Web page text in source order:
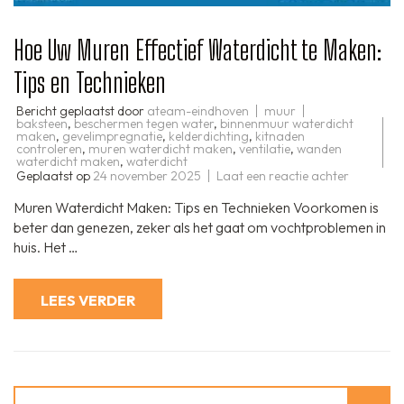
Hoe Uw Muren Effectief Waterdicht te Maken:
Tips en Technieken
Bericht geplaatst door ateam-eindhoven muur
baksteen, beschermen tegen water, binnenmuur waterdicht
maken, gevelimpregnatie, kelderdichting, kitnaden
controleren, muren waterdicht maken, ventilatie, wanden
waterdicht maken, waterdicht
Geplaatst op 24 november 2025 Laat een reactie achter
Muren
Effectief
Muren Waterdicht Maken: Tips en Technieken Voorkomen is
beter dan genezen, zeker als het gaat om vochtproblemen in
huis. Het …
LEES VERDER